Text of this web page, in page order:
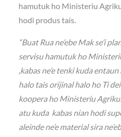
hamutuk ho Ministeriu
hodi produs tais.
“Buat Rua ne’ebe Mak se’i
servisu hamutuk ho
,kabas ne’e tenki kuda
halo tais orijinal halo ho Ti
koopera ho Ministeriu
atu kuda kabas nian hodi
aleinde ne’e material sira